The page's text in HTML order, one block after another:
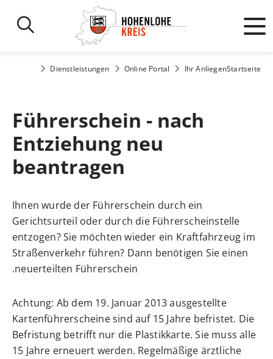
Startseite
Ihr Anliegen
Online Portal
Dienstleistungen
Führerschein - nach
Entziehung neu
beantragen
Ihnen wurde der Führerschein durch ein
Gerichtsurteil oder durch die Führerscheinstelle
entzogen? Sie möchten wieder ein Kraftfahrzeug im
Straßenverkehr führen? Dann benötigen Sie einen
neuerteilten Führerschein.
Achtung: Ab dem 19. Januar 2013 ausgestellte
Kartenführerscheine sind auf 15 Jahre befristet. Die
Befristung betrifft nur die Plastikkarte. Sie muss alle
15 Jahre erneuert werden. Regelmäßige ärztliche